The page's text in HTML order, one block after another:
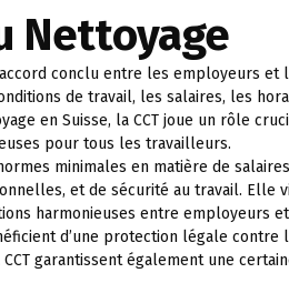
Nettoyage
accord conclu entre les employeurs
de travail, les salaires, les
en Suisse, la CCT joue un rôle
pour tous les travailleurs.
minimales en matière de
et de sécurité au travail. Elle
harmonieuses entre employeurs
d’une protection légale contre
garantissent également une